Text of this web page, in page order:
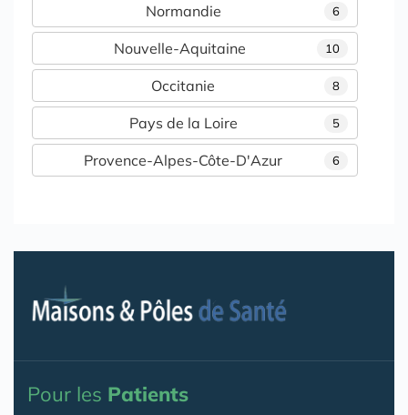
6
Normandie
10
Nouvelle-Aquitaine
8
Occitanie
5
Pays de la Loire
6
Provence-Alpes-Côte-D'Azur
Pour les Patients